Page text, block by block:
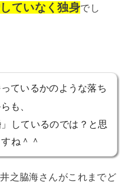
ていなく独身でし
ているかのような落ち
も、
しているのでは？と思
ね＾＾
之脇海さんがこれまでど